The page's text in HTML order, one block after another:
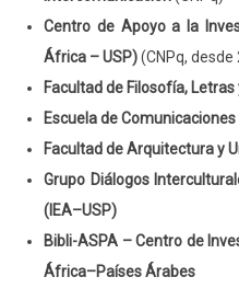
Centro de Apoyo a la
África – USP)(CNPq, desde
Facultad de Filosofía,
Escuela de
Facultad de Arquitectura y
Grupo Diálogos
(IEA–USP)
Bibli-ASPA – Centro de
África–Países Árabes